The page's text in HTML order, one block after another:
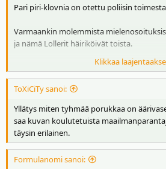
Pari piri-klovnia on otettu poliisin
Varmaankin molemmista
ja nämä Lollerit häiriköivät toista.
On se nyt kumma, kun et voi keskustella
Klikkaa
ToXiCiTy sanoi:
Yllätys miten tyhmää porukkaa on
saa kuvan koulutetuista
täysin erilainen.
Formulanomi sanoi: